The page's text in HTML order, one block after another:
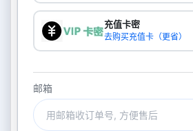
充值卡密
去购买充值卡（更省）
邮箱